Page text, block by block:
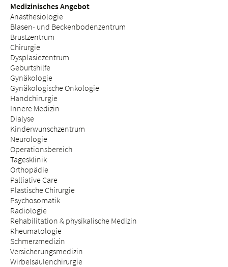
Medizinisches Angebot
Anästhesiologie
Blasen- und Beckenbodenzentrum
Brustzentrum
Chirurgie
Dysplasiezentrum
Geburtshilfe
Gynäkologie
Gynäkologische Onkologie
Handchirurgie
Innere Medizin
Dialyse
Kinderwunschzentrum
Neurologie
Operationsbereich
Tagesklinik
Orthopädie
Palliative Care
Plastische Chirurgie
Psychosomatik
Radiologie
Rehabilitation & physikalische Medizin
Rheumatologie
Schmerzmedizin
Versicherungsmedizin
Wirbelsäulenchirurgie